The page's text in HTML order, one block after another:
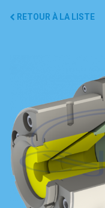
RETOUR À LA LISTE